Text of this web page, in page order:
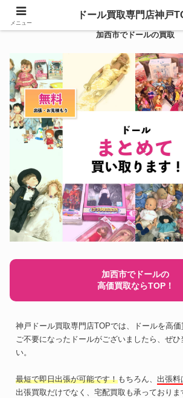
加西市でドールの買取
加西市でドールの
高価買取ならTOP！
神戸ドール買取専門店TOPでは、ドールを高価
ご不要になったドールがございましたら、ぜひ
い。
最短で即日出張が可能です！もちろん、 出張料
出張買取だけでなく、宅配買取も承っておりま
メニュー
ドール買取専門店神戸